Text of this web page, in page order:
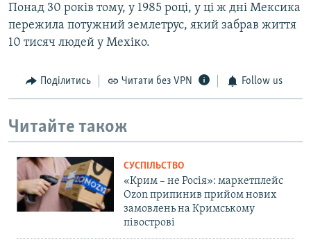
Понад 30 років тому, у 1985 році, у ці ж дні Мексика
пережила потужний землетрус, який забрав життя
10 тисяч людей у Мехіко.
Поділитись Читати без VPN Follow us
Читайте також
СУСПІЛЬСТВО
«Крим – не Росія»: маркетплейс
Ozon припинив прийом нових
замовлень на Кримському
півострові